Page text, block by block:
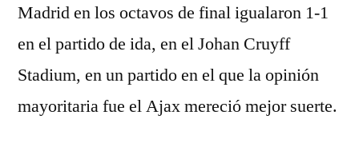
Madrid en los octavos de final igualaron 1-1
en el partido de ida, en el Johan Cruyff
Stadium, en un partido en el que la opinión
mayoritaria fue el Ajax mereció mejor suerte.